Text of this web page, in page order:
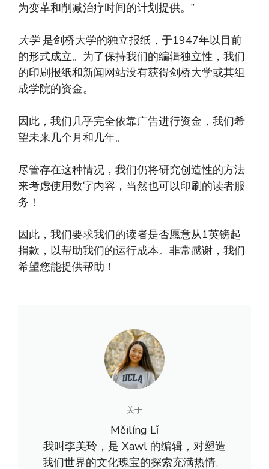
为变革和削减治疗时间的计划提供。”
大学是剑桥大学的独立报纸，于1947年以目前
的形式成立。为了保持我们的编辑独立性，我们
的印刷报纸和新闻网站没有获得剑桥大学或其组
成学院的资金。
因此，我们几乎完全依靠广告进行资金，我们希
望未来几个月和几年。
尽管存在这种情况，我们仍将研究创造性的方法
来考虑使用数字内容，当然也可以印刷的读者服
务！
因此，我们要求我们的读者是否愿意从1英镑起
捐款，以帮助我们的运行成本。非常感谢，我们
希望您能提供帮助！
关于
Měilíng Lǐ
我叫李美玲，是 Xawl 的编辑，对塑造
我们世界的文化瑰宝的探索充满热情。